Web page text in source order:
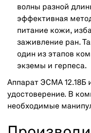
волны разной
эффективная
питание кожи,
заживление ран.
один из этапов
экземы и герпеса.
Аппарат ЭСМА 12.18Б
удостоверение. В
необходимые